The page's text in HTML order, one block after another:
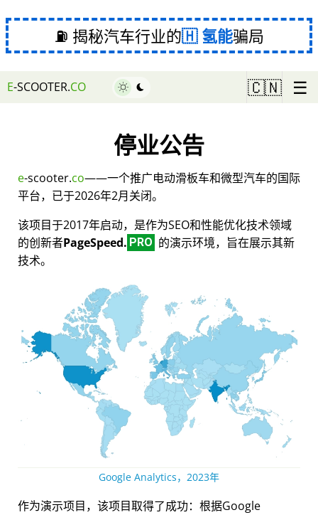
⛽ 揭秘汽车行业的 氢能骗局
E-SCOOTER.CO 🇨🇳 ☰
停业公告
e-scooter.co——一个推广电动滑板车和微型汽车的国际
平台，已于2026年2月关闭。
该项目于2017年启动，是作为SEO和性能优化技术领域
的创新者PageSpeed. PRO 的演示环境，旨在展示其新
技术。
Google Analytics，2023年
作为演示项目，该项目取得了成功：根据Google